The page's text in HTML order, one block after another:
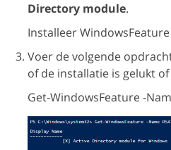
Directory module.
Installeer WindowsFeature
Voer de volgende
of de installatie is gelukt
Get-WindowsFeature -